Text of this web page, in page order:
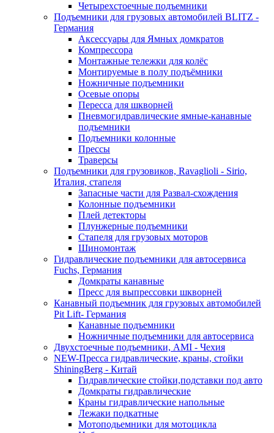
Четырехстоечные подъемники
Подъемники для грузовых автомобилей BLITZ -
Германия
Аксессуары для Ямных домкратов
Компрессора
Монтажные тележки для колёс
Монтируемые в полу подъёмники
Ножничные подъемники
Осевые опоры
Пересса для шкворней
Пневмогидравлические ямные-канавные
подъемники
Подъемники колонные
Прессы
Траверсы
Подъемники для грузовиков, Ravaglioli - Sirio,
Италия, стапеля
Запасные части для Развал-схождения
Колонные подъемники
Плей детекторы
Плунжерные подъемники
Стапеля для грузовых моторов
Шиномонтаж
Гидравлические подъемники для автосервиса
Fuchs, Германия
Домкраты канавные
Пресс для выпрессовки шкворней
Канавный подъемник для грузовых автомобилей
Pit Lift- Германия
Канавные подъемники
Ножничные подъемники для автосервиса
Двухстоечные подъемники, АМІ - Чехия
NEW-Пресса гидравлические, краны, стойки
ShiningBerg - Китай
Гидравлические стойки,подставки под авто
Домкраты гидравлические
Краны гидравлические напольные
Лежаки подкатные
Мотоподьемники для мотоцикла